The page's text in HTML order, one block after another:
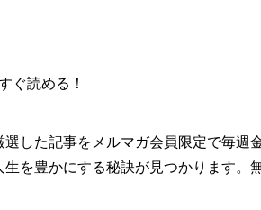
ぐ読める！
した記事をメルマガ会員限定で毎週
を豊かにする秘訣が見つかります。